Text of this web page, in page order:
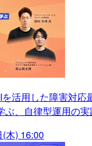
を活用した障害対応
ぶ、自律型運用の実
木) 16:00